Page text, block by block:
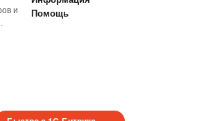
и
Помощь